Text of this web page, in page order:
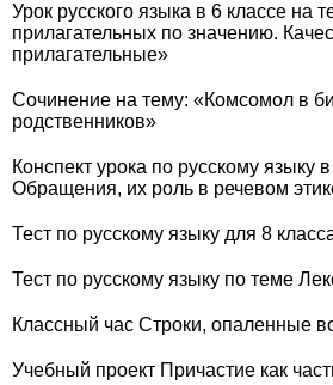
Урок русского языка в 6 классе на
прилагательных по значению.
прилагательные»
Сочинение на тему: «Комсомол в
родственников»
Конспект урока по русскому языку
Обращения, их роль в речевом
Тест по русскому языку для 8
Тест по русскому языку по теме
Классный час Строки, опаленные
Учебный проект Причастие как